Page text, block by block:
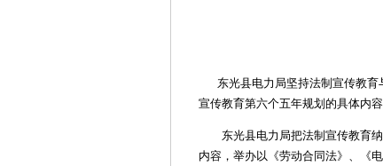
东光县电力局坚持法制宣传教育
宣传教育第六个五年规划的具体内
东光县电力局把法制宣传教育纳
内容，举办以《劳动合同法》、《